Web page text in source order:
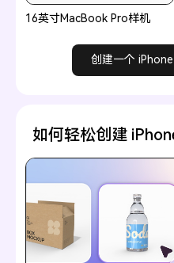
16英寸MacBook Pro样机
创建一个
如何轻松创建